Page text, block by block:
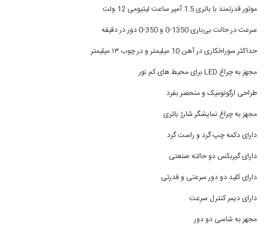
موتور قدرتمند با باتری 1.5 آمپر ساعت لیتیومی 12 ولت
سرعت در حالت بی‌باری 1350-0 و 350-0 دور در دقیقه
حداکثر سوراخکاری در آهن 10 میلیمتر و در چوب ۱۳ میلیمتر
مجهز به چراغ LED برای محیط های کم نور
طراحی ارگونومیک و منحصر بفرد
مجهز به چراغ نمایشگر شارژ باتری
دارای دکمه چپ گرد و راست گرد
دارای گیربکس دو حالته صنعتی
دارای کلید دو دور سرعتی و قدرتی
دارای دیمر کنترل سرعت
مجهز به شاسی دو دور